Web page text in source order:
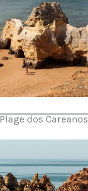
Plage dos Careanos